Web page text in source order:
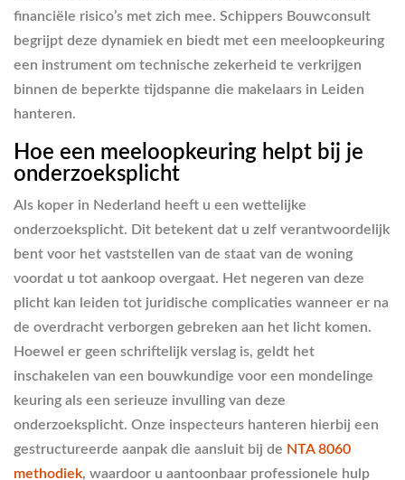
financiële risico’s met zich mee. Schippers Bouwconsult
begrijpt deze dynamiek en biedt met een meeloopkeuring
een instrument om technische zekerheid te verkrijgen
binnen de beperkte tijdspanne die makelaars in Leiden
hanteren.
Hoe een meeloopkeuring helpt bij je
onderzoeksplicht
Als koper in Nederland heeft u een wettelijke
onderzoeksplicht. Dit betekent dat u zelf verantwoordelijk
bent voor het vaststellen van de staat van de woning
voordat u tot aankoop overgaat. Het negeren van deze
plicht kan leiden tot juridische complicaties wanneer er na
de overdracht verborgen gebreken aan het licht komen.
Hoewel er geen schriftelijk verslag is, geldt het
inschakelen van een bouwkundige voor een mondelinge
keuring als een serieuze invulling van deze
onderzoeksplicht. Onze inspecteurs hanteren hierbij een
gestructureerde aanpak die aansluit bij de NTA 8060
methodiek, waardoor u aantoonbaar professionele hulp